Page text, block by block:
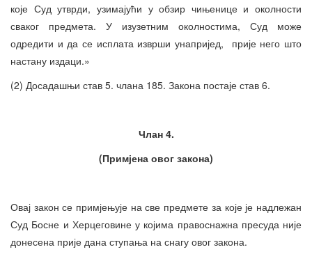
које Суд утврди, узимајући у обзир чињенице и околности
сваког предмета. У изузетним околностима, Суд може
одредити и да се исплата изврши унапријед, прије него што
настану издаци.»
(2) Досадашњи став 5. члана 185. Закона постаје став 6.
Члан 4.
(Примјена овог закона)
Овај закон се примјењује на све предмете за које је надлежан
Суд Босне и Херцеговине у којима правоснажна пресуда није
донесена прије дана ступања на снагу овог закона.